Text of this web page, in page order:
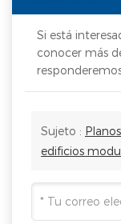
Si está
conocer más
Sujeto :
edificios